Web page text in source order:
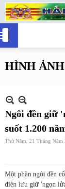
HÌNH
Ngôi đền giữ
suốt 1.200
Thứ Năm, 21 Tháng Năm
Một phần ngôi đền
điện lưu giữ 'ngọn